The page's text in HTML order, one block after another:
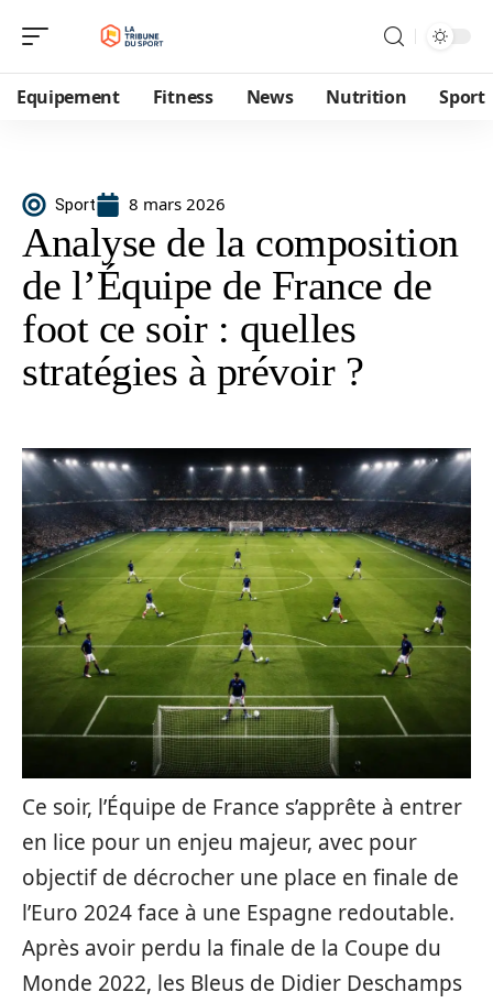
Equipement Fitness News Nutrition Sport
Sport 8 mars 2026
Analyse de la composition
de l’Équipe de France de
foot ce soir : quelles
stratégies à prévoir ?
Ce soir, l’Équipe de France s’apprête à entrer
en lice pour un enjeu majeur, avec pour
objectif de décrocher une place en finale de
l’Euro 2024 face à une Espagne redoutable.
Après avoir perdu la finale de la Coupe du
Monde 2022, les Bleus de Didier Deschamps